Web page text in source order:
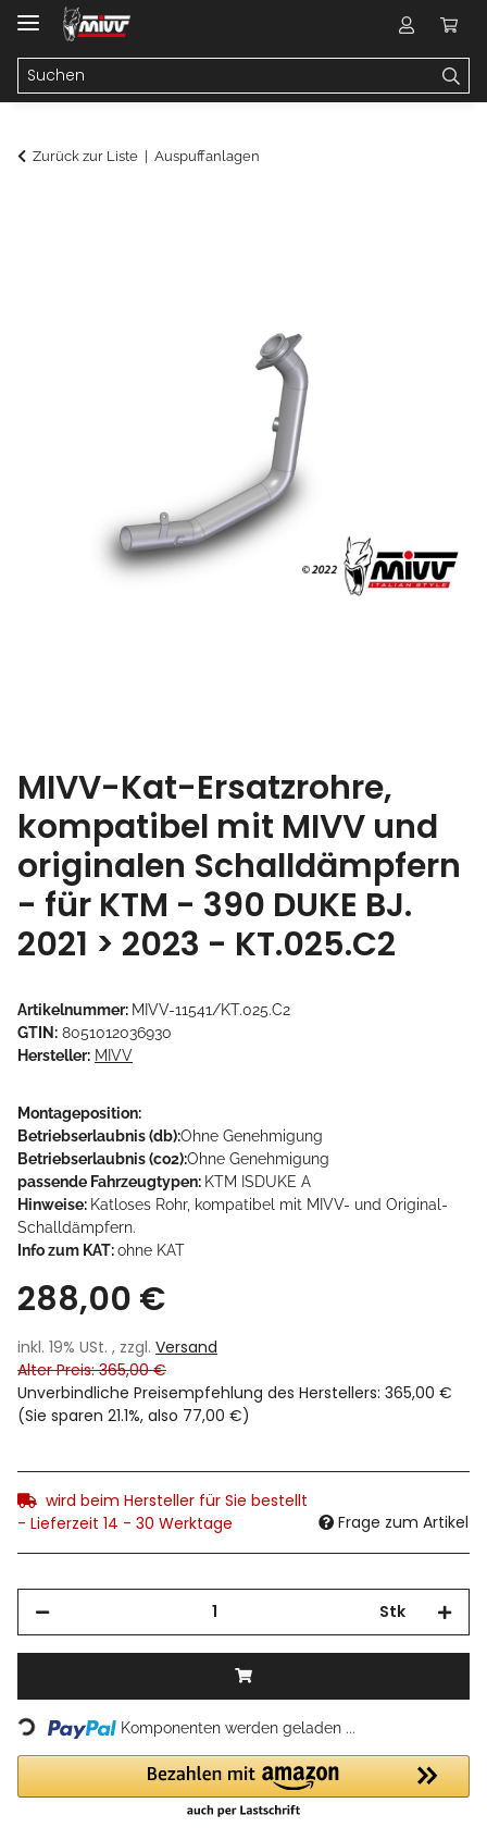
Zurück zur Liste Auspuffanlagen
MIVV-Kat-Ersatzrohre,
kompatibel mit MIVV und
originalen Schalldämpfern
- für KTM - 390 DUKE BJ.
2021 > 2023 - KT.025.C2
Artikelnummer: MIVV-11541/KT.025.C2
GTIN: 8051012036930
Hersteller: MIVV
Montageposition:
Betriebserlaubnis (db):Ohne Genehmigung
Betriebserlaubnis (co2):Ohne Genehmigung
passende Fahrzeugtypen: KTM ISDUKE A
Hinweise: Katloses Rohr, kompatibel mit MIVV- und Original-
Schalldämpfern.
Info zum KAT:ohne KAT
288,00 €
inkl. 19% USt. , zzgl. Versand
Alter Preis: 365,00 €
Unverbindliche Preisempfehlung des Herstellers: 365,00 €
(Sie sparen 21.1%, also 77,00 €)
wird beim Hersteller für Sie bestellt
- Lieferzeit 14 - 30 Werktage
Frage zum Artikel
Stk
Loading... Komponenten werden geladen ...